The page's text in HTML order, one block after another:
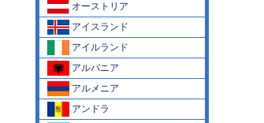
オーストリア
アイスランド
アイルランド
アルバニア
アルメニア
アンドラ